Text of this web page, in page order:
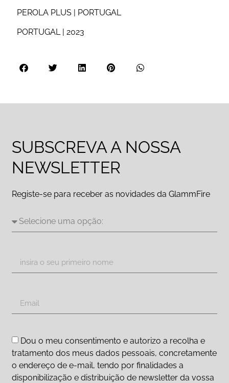
PEROLA PLUS | PORTUGAL
PORTUGAL | 2023
SUBSCREVA A NOSSA
NEWSLETTER
Registe-se para receber as novidades da GlammFire
Dou o meu consentimento e autorizo a recolha e
tratamento dos meus dados pessoais, concretamente
o endereço de e-mail, tendo por finalidades a
disponibilização e distribuição de newsletter da vossa